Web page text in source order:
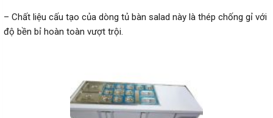
– Chất liệu cấu tạo của dòng tủ bàn salad này là thép chống gỉ với
độ bền bỉ hoàn toàn vượt trội.